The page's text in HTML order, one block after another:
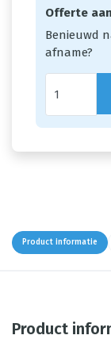
Offerte
Benieuwd
afname?
Product informatie
Product